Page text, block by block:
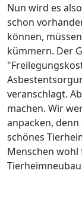
Nun wird es
schon
können,
kümmern. Der
veranschlagt.
machen. Wir
anpacken,
schönes
Menschen